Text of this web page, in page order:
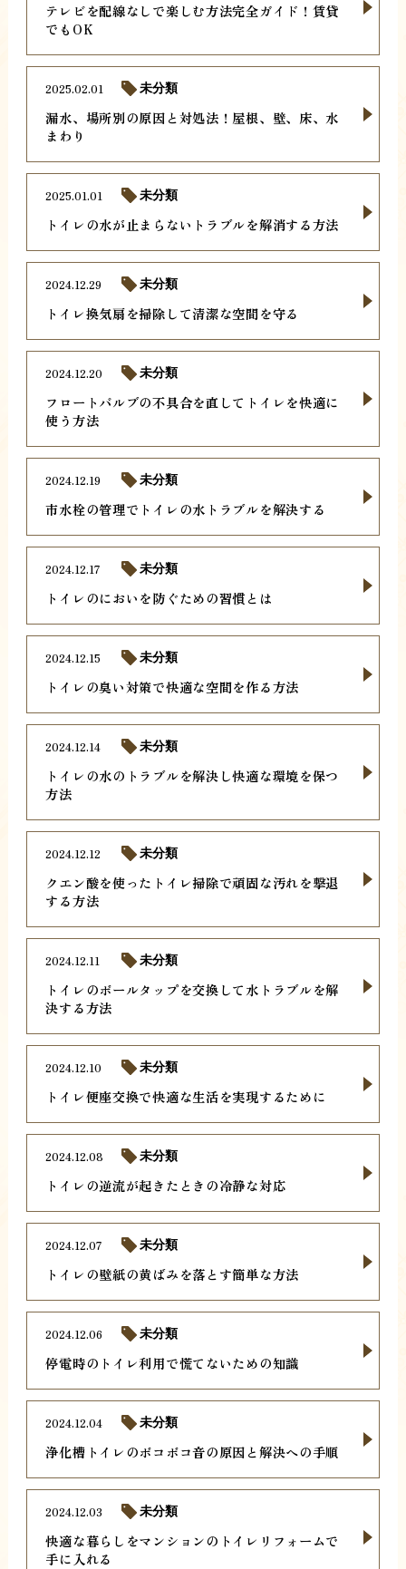
テレビを配線なしで楽しむ方法完全ガイド！賃貸
でもOK
漏水、場所別の原因と対処法！屋根、壁、床、水
まわり
2025.02.01 未分類
トイレの水が止まらないトラブルを解消する方法
2025.01.01 未分類
トイレ換気扇を掃除して清潔な空間を守る
2024.12.29 未分類
フロートバルブの不具合を直してトイレを快適に
使う方法
2024.12.20 未分類
市水栓の管理でトイレの水トラブルを解決する
2024.12.19 未分類
トイレのにおいを防ぐための習慣とは
2024.12.17 未分類
トイレの臭い対策で快適な空間を作る方法
2024.12.15 未分類
トイレの水のトラブルを解決し快適な環境を保つ
方法
2024.12.14 未分類
クエン酸を使ったトイレ掃除で頑固な汚れを撃退
する方法
2024.12.12 未分類
トイレのボールタップを交換して水トラブルを解
決する方法
2024.12.11 未分類
トイレ便座交換で快適な生活を実現するために
2024.12.10 未分類
トイレの逆流が起きたときの冷静な対応
2024.12.08 未分類
トイレの壁紙の黄ばみを落とす簡単な方法
2024.12.07 未分類
停電時のトイレ利用で慌てないための知識
2024.12.06 未分類
浄化槽トイレのボコボコ音の原因と解決への手順
2024.12.04 未分類
快適な暮らしをマンションのトイレリフォームで
手に入れる
2024.12.03 未分類